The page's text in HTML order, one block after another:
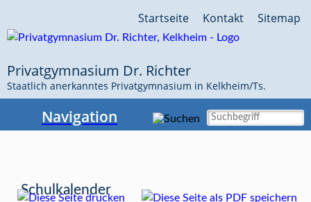
überspringen
Sitemap
Kontakt
Startseite
Privatgymnasium Dr. Richter
Staatlich anerkanntes Privatgymnasium in Kelkheim/Ts.
Navigation
Schulkalender